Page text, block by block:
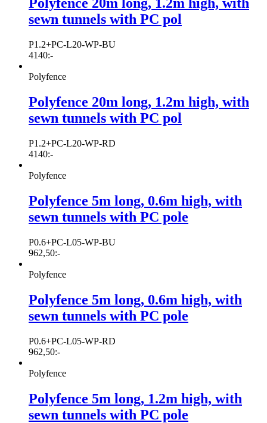
Polyfence 20m long, 1.2m high, with
sewn tunnels with PC pol
P1.2+PC-L20-WP-BU
4140:-
Polyfence
Polyfence 20m long, 1.2m high, with
sewn tunnels with PC pol
P1.2+PC-L20-WP-RD
4140:-
Polyfence
Polyfence 5m long, 0.6m high, with
sewn tunnels with PC pole
P0.6+PC-L05-WP-BU
962,50:-
Polyfence
Polyfence 5m long, 0.6m high, with
sewn tunnels with PC pole
P0.6+PC-L05-WP-RD
962,50:-
Polyfence
Polyfence 5m long, 1.2m high, with
sewn tunnels with PC pole